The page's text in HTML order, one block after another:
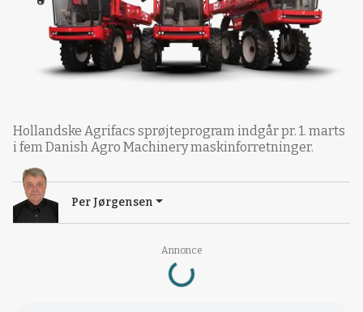
Annonce
Loading...
Hollandske Agrifacs sprøjteprogram indgår pr. 1. marts
i fem Danish Agro Machinery maskinforretninger.
Per Jørgensen